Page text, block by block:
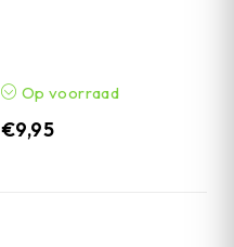
Op voorraad
€9,95